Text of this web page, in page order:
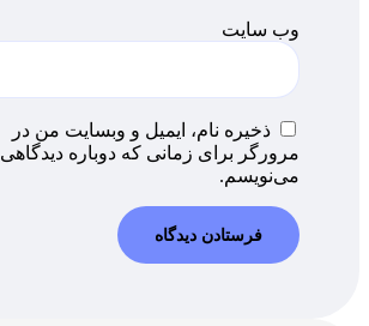
وب‌ سایت
ذخیره نام، ایمیل و وبسایت من در
مرورگر برای زمانی که دوباره دیدگاهی
می‌نویسم.